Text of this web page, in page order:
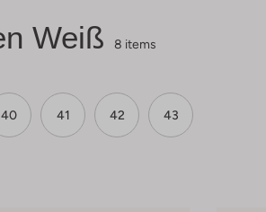
Weiß 8 items
40 41 42 43